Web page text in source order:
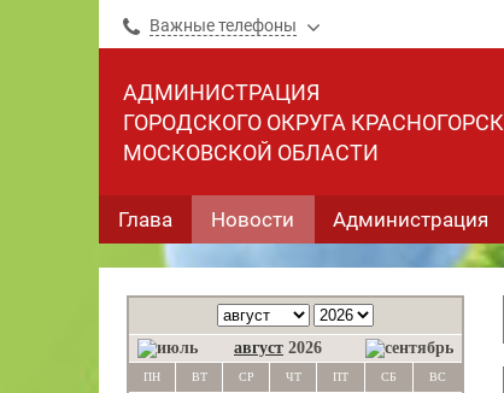
Важные телефоны
АДМИНИСТРАЦИЯ
ГОРОДСКОГО ОКРУГА КРАСНОГОРСК
МОСКОВСКОЙ ОБЛАСТИ
Глава Новости Администрация
август 2026
ПН ВТ СР ЧТ ПТ СБ ВС